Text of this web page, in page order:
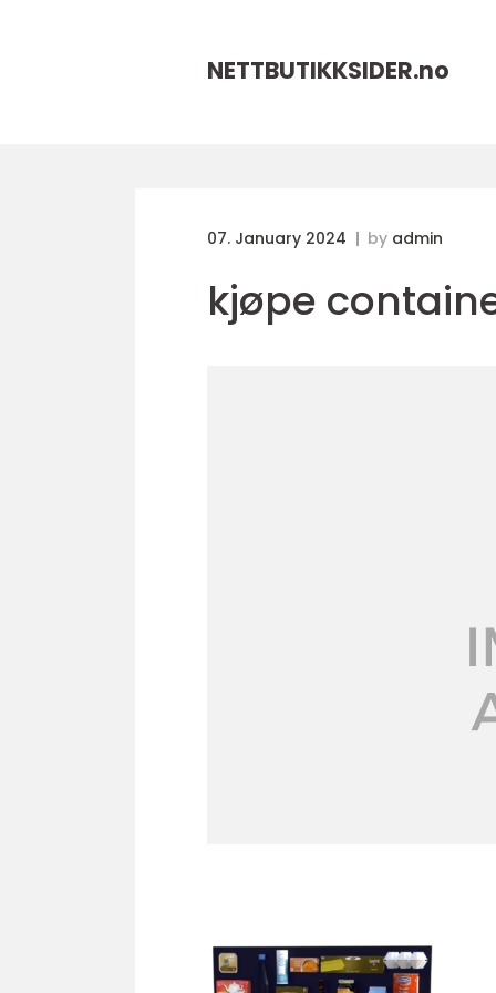
NETTBUTIKKSIDER.no
07. January 2024 by admin
kjøpe